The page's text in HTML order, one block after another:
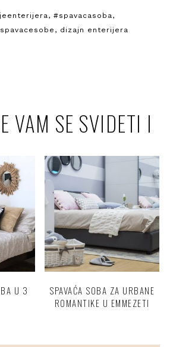
, #spavacasoba,
, dizajn enterijera
VAM SE SVIDETI I
U 3
SPAVAĆA SOBA ZA URBANE
ROMANTIKE U EMMEZETI